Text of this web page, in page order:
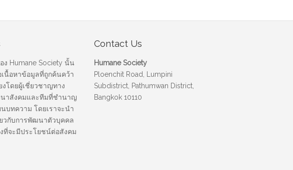
Humane Society นั้น
เนื้อหาข้อมูลที่ถูกค้นคว้า
งโดยผู้เชี่ยวชาญทาง
าสังคมและทีมที่ชำนาญ
บทความ โดยเราจะนำ
ยวกับการพัฒนาตัวบุคคล
ที่จะมีประโยชน์ต่อสังคม
Contact Us
Humane Society
Ploenchit Road, Lumpini
Subdistrict, Pathumwan District,
Bangkok 10110